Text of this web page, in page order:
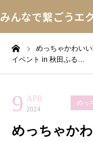
みんなで繋ごうエ
めっちゃかわい
イベント in 秋田ふる…
9 APR
2024
めっ
めっちゃか
開催情報